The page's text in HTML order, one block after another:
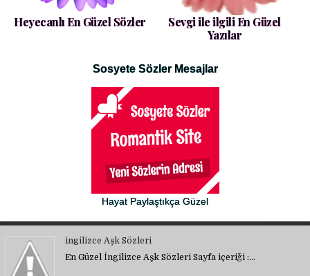
Heyecanlı En Güzel Sözler
Sevgi ile ilgili En Güzel
Yazılar
Sosyete Sözler Mesajlar
Hayat Paylaştıkça Güzel
ingilizce Aşk Sözleri
En Güzel İngilizce Aşk Sözleri Sayfa içeriği :…